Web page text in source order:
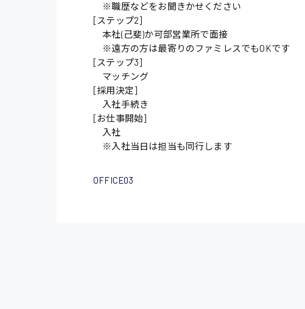
その他の専門職
施設管理・整備
配送・ドライバー
※職歴などをお聞きかせください
[ステップ2]
本社(己斐)か可部営業所で面接
※遠方の方は最寄りのファミレスでもOKです
[ステップ3]
マッチング
[採用決定]
入社手続き
[お仕事開始]
入社
※入社当日は担当も同行します
OFFICE03